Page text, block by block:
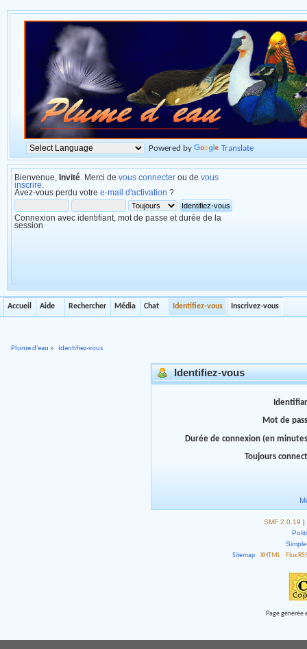
Powered by Translate
Bienvenue, Invité . Merci de vous connecter ou de vous
inscrire
Avez-vous perdu votre e-mail d'activation ?
Connexion avec identifiant, mot de passe et durée de la
session
Accueil Aide Rechercher Média Chat Identifiez-vous Inscrivez-vous
Plume d'eau » Identifiez-vous
Identifiez-vous
Mot de
Durée de connexion (en
Toujours
SMF 2.0.19
Sitemap
XHTML Flux
Page générée